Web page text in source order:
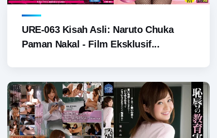
URE-063 Kisah Asli: Naruto Chuka
Paman Nakal - Film Eksklusif...